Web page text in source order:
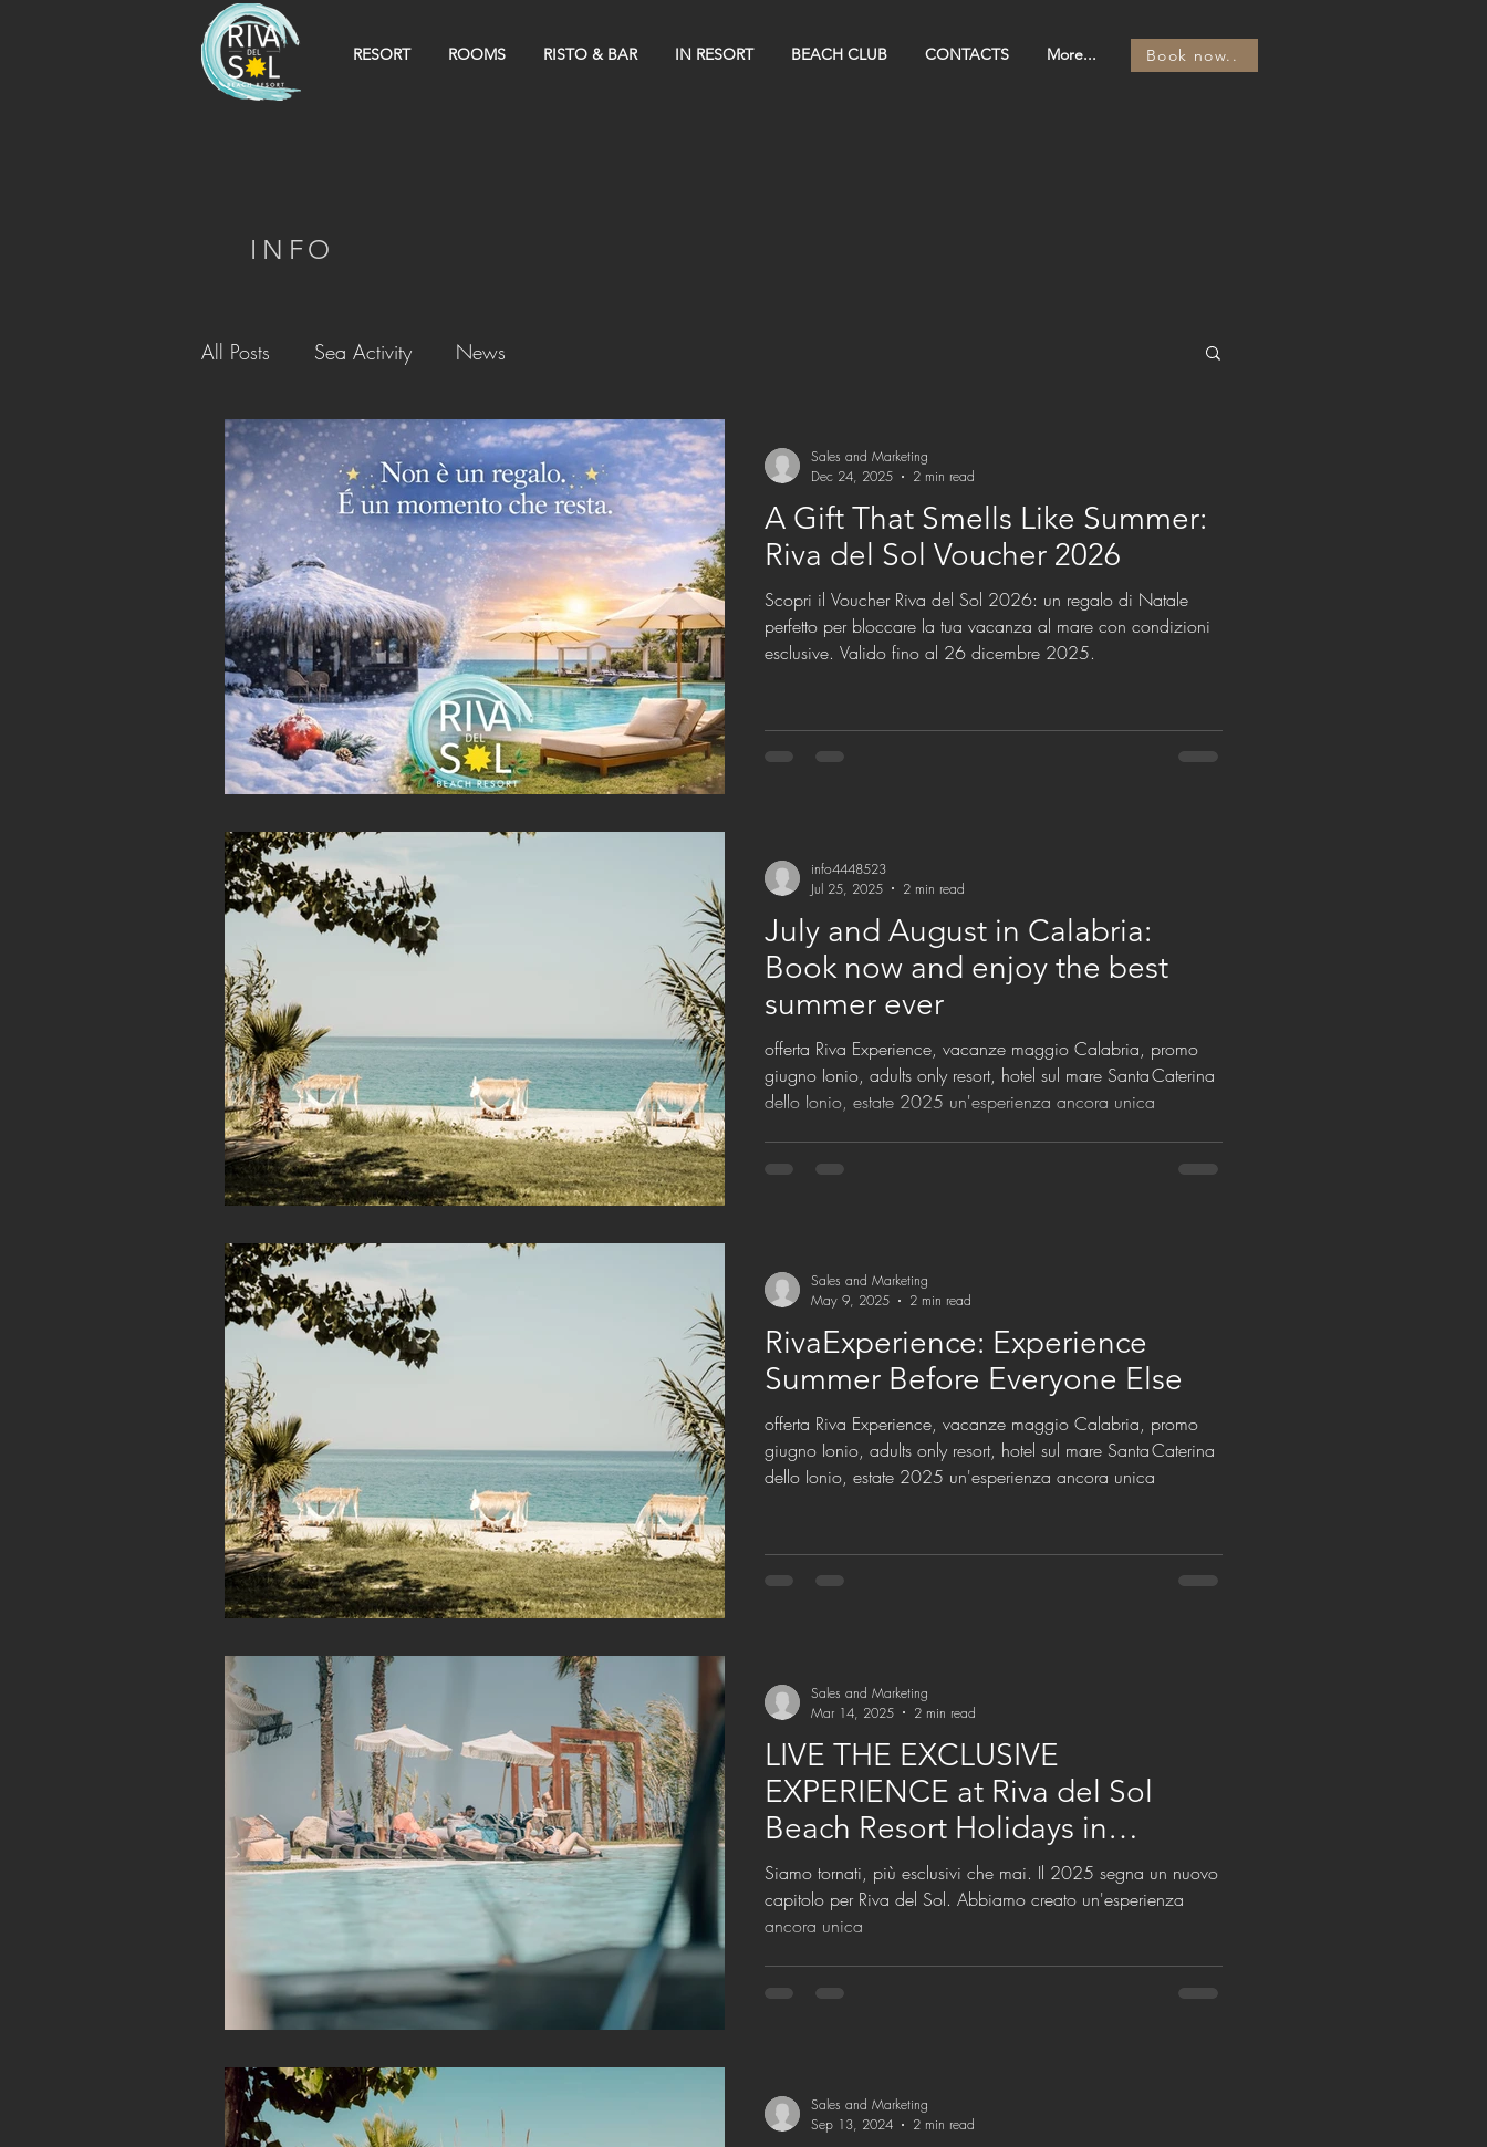
RESORT ROOMS RISTO & BAR IN RESORT BEACH CLUB CONTACTS More... Book now..
INFO
All Posts Sea Activity News
A Gift That Smells Like Summer:
Riva del Sol Voucher 2026
Scopri il Voucher Riva del Sol 2026: un regalo di Natale
perfetto per bloccare la tua vacanza al mare con condizioni
esclusive. Valido fino al 26 dicembre 2025.
Sales and Marketing
Dec 24, 2025
2 min read
July and August in Calabria:
Book now and enjoy the best
summer ever
offerta Riva Experience, vacanze maggio Calabria, promo
giugno Ionio, adults only resort, hotel sul mare Santa Caterina
dello Ionio, estate 2025 un'esperienza ancora unica
info4448523
Jul 25, 2025
2 min read
RivaExperience: Experience
Summer Before Everyone Else
offerta Riva Experience, vacanze maggio Calabria, promo
giugno Ionio, adults only resort, hotel sul mare Santa Caterina
dello Ionio, estate 2025 un'esperienza ancora unica
Sales and Marketing
May 9, 2025
2 min read
LIVE THE EXCLUSIVE
EXPERIENCE at Riva del Sol
Beach Resort Holidays in
Calabria 2025
Siamo tornati, più esclusivi che mai. Il 2025 segna un nuovo
capitolo per Riva del Sol. Abbiamo creato un'esperienza
ancora unica
Sales and Marketing
Mar 14, 2025
2 min read
Sales and Marketing
Sep 13, 2024
2 min read